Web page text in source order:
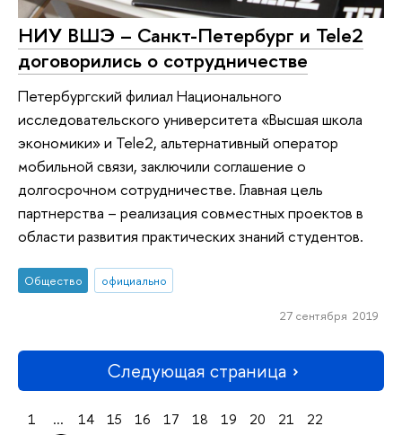
НИУ ВШЭ – Санкт-Петербург и Tele2
договорились о сотрудничестве
Петербургский филиал Национального
исследовательского университета «Высшая школа
экономики» и Tele2, альтернативный оператор
мобильной связи, заключили соглашение о
долгосрочном сотрудничестве. Главная цель
партнерства – реализация совместных проектов в
области развития практических знаний студентов.
Общество официально
27 сентября 2019
Следующая страница
1 ... 14 15 16 17 18 19 20 21
22